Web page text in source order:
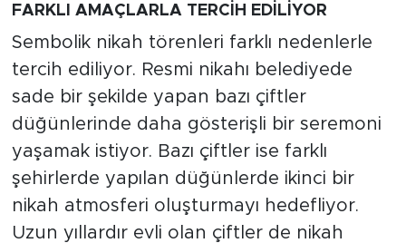
FARKLI AMAÇLARLA TERCİH EDİLİYOR
Sembolik nikah törenleri farklı nedenlerle
tercih ediliyor. Resmi nikahı belediyede
sade bir şekilde yapan bazı çiftler
düğünlerinde daha gösterişli bir seremoni
yaşamak istiyor. Bazı çiftler ise farklı
şehirlerde yapılan düğünlerde ikinci bir
nikah atmosferi oluşturmayı hedefliyor.
Uzun yıllardır evli olan çiftler de nikah